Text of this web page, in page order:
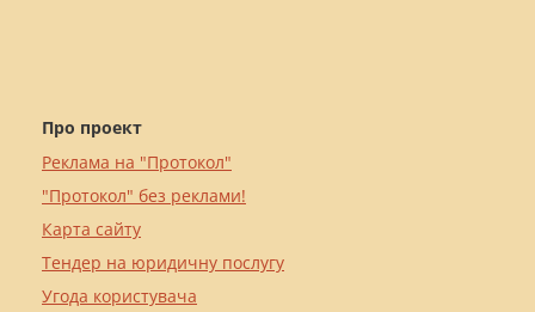
Про проект
Реклама на "Протокол"
"Протокол" без реклами!
Карта сайту
Тендер на юридичну послугу
Угода користувача